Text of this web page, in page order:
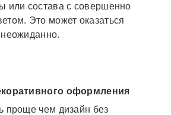
или состава с совершенно
Это может оказаться
оформления
проще чем дизайн без